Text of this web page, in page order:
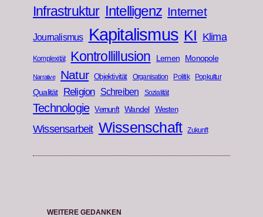
Infrastruktur Intelligenz Internet
Journalismus Kapitalismus KI Klima
Komplexität Kontrollillusion Lernen Monopole
Narrative Natur Objektivität Organisation Politik Popkultur
Qualität Religion Schreiben Sozialität
Technologie Vernunft Wandel Westen
Wissensarbeit Wissenschaft Zukunft
WEITERE GEDANKEN